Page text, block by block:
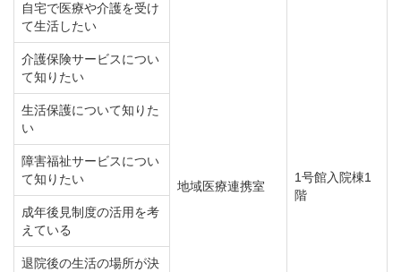
地域医療連携室
1号館入院棟1
階
自宅で医療や介護を受け
て生活したい
介護保険サービスについ
て知りたい
生活保護について知りた
い
障害福祉サービスについ
て知りたい
成年後見制度の活用を考
えている
退院後の生活の場所が決